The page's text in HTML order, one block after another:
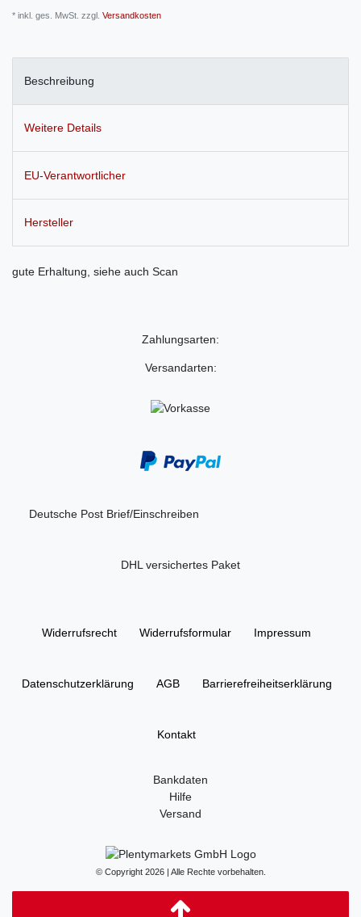
* inkl. ges. MwSt. zzgl. Versandkosten
Beschreibung
Weitere Details
EU-Verantwortlicher
Hersteller
gute Erhaltung, siehe auch Scan
Zahlungsarten:
Versandarten:
Deutsche Post Brief/Einschreiben
DHL versichertes Paket
Widerrufs­recht Widerrufs­formular Impressum
Daten­schutz­erklärung AGB Barrierefreiheitserklärung
Kontakt
Bankdaten
Hilfe
Versand
© Copyright 2026 | Alle Rechte vorbehalten.